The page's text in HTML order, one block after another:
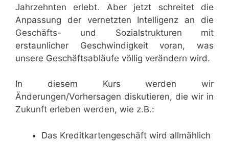
Jahrzehnten erlebt. Aber jetzt schreitet die
Anpassung der vernetzten Intelligenz an die
Geschäfts- und Sozialstrukturen mit
erstaunlicher Geschwindigkeit voran, was
unsere Geschäftsabläufe völlig verändern wird.
In diesem Kurs werden wir
Änderungen/Vorhersagen diskutieren, die wir in
Zukunft erleben werden, wie z.B.:
Das Kreditkartengeschäft wird allmählich